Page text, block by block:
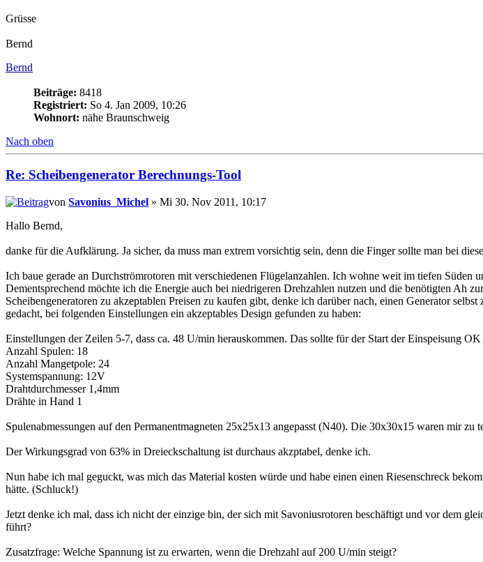
Grüsse
Bernd
Bernd
Beiträge: 8418
Registriert: So 4. Jan 2009, 10:26
Wohnort: nähe Braunschweig
Nach oben
Re: Scheibengenerator Berechnungs-Tool
von Savonius_Michel » Mi 30. Nov 2011, 10:17
Hallo Bernd,
danke für die Aufklärung. Ja sicher, da muss man extrem vorsichtig sein, denn die Finger sollte man bei
Ich baue gerade an Durchströmrotoren mit verschiedenen Flügelanzahlen. Ich wohne weit im tiefen
Dementsprechend möchte ich die Energie auch bei niedrigeren Drehzahlen nutzen und die benötigten Ah
Scheibengeneratoren zu akzeptablen Preisen zu kaufen gibt, denke ich darüber nach, einen Generator
gedacht, bei folgenden Einstellungen ein akzeptables Design gefunden zu haben:
Einstellungen der Zeilen 5-7, dass ca. 48 U/min herauskommen. Das sollte für der Start der Einspeisung OK
Anzahl Spulen: 18
Anzahl Mangetpole: 24
Systemspannung: 12V
Drahtdurchmesser 1,4mm
Drähte in Hand 1
Spulenabmessungen auf den Permanentmagneten 25x25x13 angepasst (N40). Die 30x30x15 waren mir zu
Der Wirkungsgrad von 63% in Dreieckschaltung ist durchaus akzptabel, denke ich.
Nun habe ich mal geguckt, was mich das Material kosten würde und habe einen einen Riesenschreck
hätte. (Schluck!)
Jetzt denke ich mal, dass ich nicht der einzige bin, der sich mit Savoniusrotoren beschäftigt und vor dem
führt?
Zusatzfrage: Welche Spannung ist zu erwarten, wenn die Drehzahl auf 200 U/min steigt?